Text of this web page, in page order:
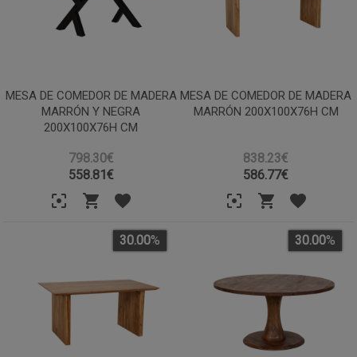
MESA DE COMEDOR DE MADERA
MARRÓN Y NEGRA
200X100X76H CM
798.30€
558.81€
MESA DE COMEDOR DE MADERA
MARRÓN 200X100X76H CM
838.23€
586.77€
30.00% 30.00%